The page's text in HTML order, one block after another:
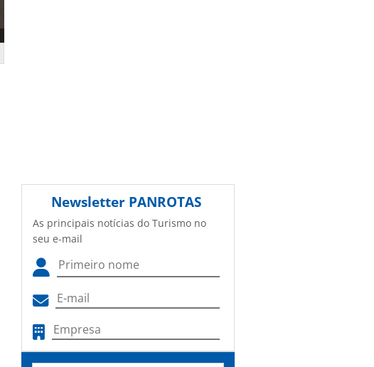
Newsletter PANROTAS
As principais notícias do Turismo no
seu e-mail